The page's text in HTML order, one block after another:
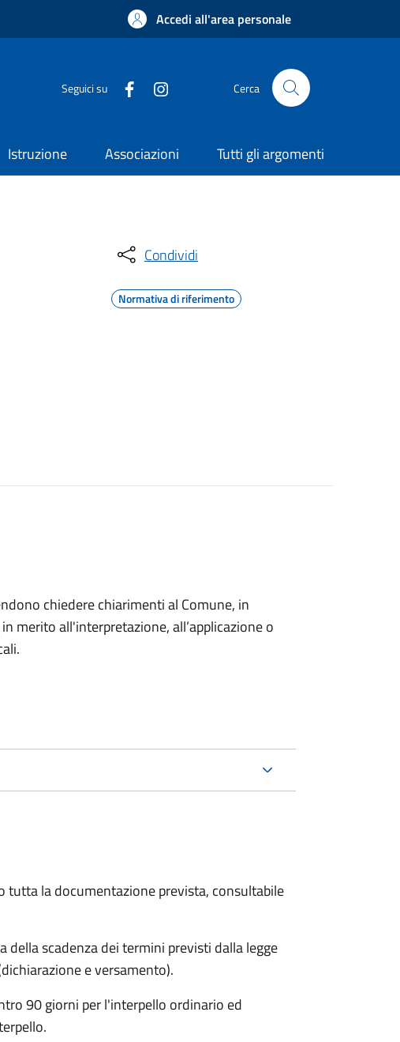
Accedi all'area personale
Seguici su Cerca
Istruzione Associazioni Tutti gli argomenti
Condividi
Normativa di riferimento
chiedere chiarimenti al Comune, in
merito all'interpretazione, all’applicazione o
tutta la documentazione prevista, consultabile
della scadenza dei termini previsti dalla legge
e versamento).
90 giorni per l'interpello ordinario ed